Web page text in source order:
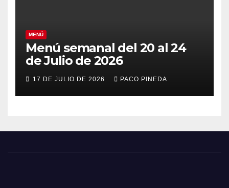
MENÚ
Menú semanal del 20 al 24
de Julio de 2026
17 DE JULIO DE 2026 PACO PINEDA